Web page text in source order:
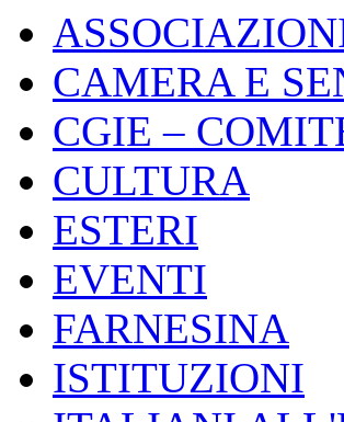
CAMERA E
CGIE –
CULTURA
ESTERI
EVENTI
FARNESINA
ISTITUZIONI